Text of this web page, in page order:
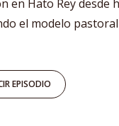
en Hato Rey desde
el modelo
EPISODIO